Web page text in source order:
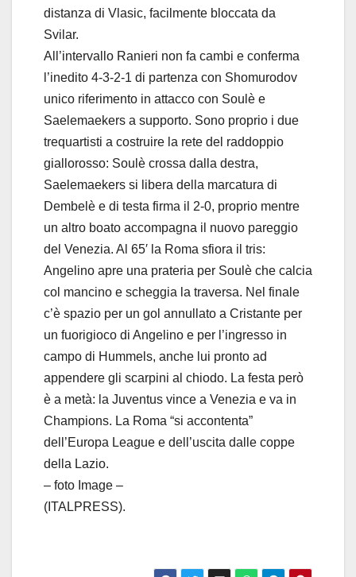
distanza di Vlasic, facilmente bloccata da
Svilar.
All’intervallo Ranieri non fa cambi e conferma
l’inedito 4-3-2-1 di partenza con Shomurodov
unico riferimento in attacco con Soulè e
Saelemaekers a supporto. Sono proprio i due
trequartisti a costruire la rete del raddoppio
giallorosso: Soulè crossa dalla destra,
Saelemaekers si libera della marcatura di
Dembelè e di testa firma il 2-0, proprio mentre
un altro boato accompagna il nuovo pareggio
del Venezia. Al 65′ la Roma sfiora il tris:
Angelino apre una prateria per Soulè che calcia
col mancino e scheggia la traversa. Nel finale
c’è spazio per un gol annullato a Cristante per
un fuorigioco di Angelino e per l’ingresso in
campo di Hummels, anche lui pronto ad
appendere gli scarpini al chiodo. La festa però
è a metà: la Juventus vince a Venezia e va in
Champions. La Roma “si accontenta”
dell’Europa League e dell’uscita dalle coppe
della Lazio.
– foto Image –
(ITALPRESS).